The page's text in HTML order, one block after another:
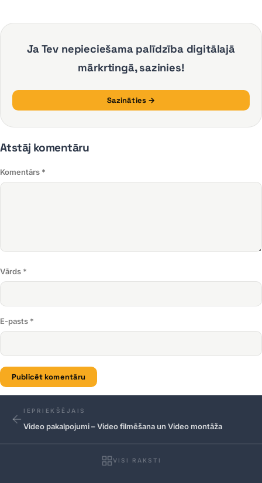
Ja Tev nepieciešama palīdzība digitālajā
mārkrtingā, sazinies!
Sazināties →
Atstāj komentāru
Komentārs *
Vārds *
E-pasts *
IEPRIEKŠĒJAIS
Video pakalpojumi – Video filmēšana un Video montāža
VISI RAKSTI